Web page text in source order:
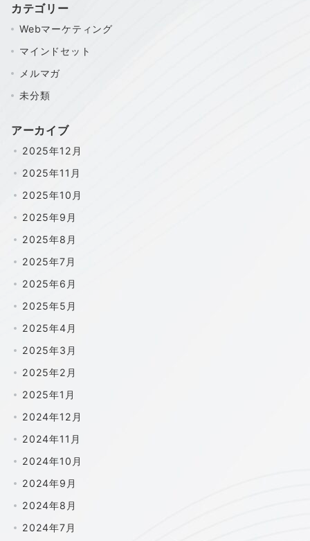
カテゴリー
Webマーケティング
マインドセット
メルマガ
未分類
アーカイブ
2025年12月
2025年11月
2025年10月
2025年9月
2025年8月
2025年7月
2025年6月
2025年5月
2025年4月
2025年3月
2025年2月
2025年1月
2024年12月
2024年11月
2024年10月
2024年9月
2024年8月
2024年7月